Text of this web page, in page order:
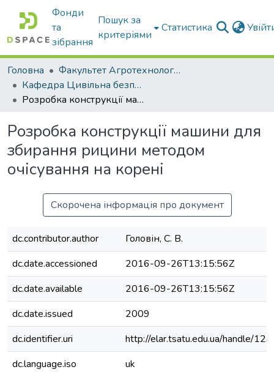
Фонди
та
зібрання
Пошук за
критеріями
Статистика
Головна
Факультет Агротехнологій та екології
Кафедра Цивільна безпека
Розробка конструкції машини для збирання рицини методом очісування на корені
Розробка конструкції машини для
збирання рицини методом
очісування на корені
Скорочена інформація про документ
dc.contributor.author
Головін, С. В.
dc.date.accessioned
2016-09-26T13:15:56Z
dc.date.available
2016-09-26T13:15:56Z
dc.date.issued
2009
dc.identifier.uri
http://elar.tsatu.edu.ua/handle/
dc.language.iso
uk